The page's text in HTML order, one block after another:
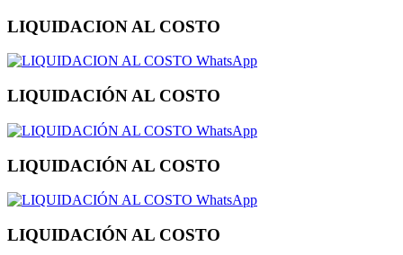
LIQUIDACION AL COSTO
WhatsApp
LIQUIDACIÓN AL COSTO
WhatsApp
LIQUIDACIÓN AL COSTO
WhatsApp
LIQUIDACIÓN AL COSTO